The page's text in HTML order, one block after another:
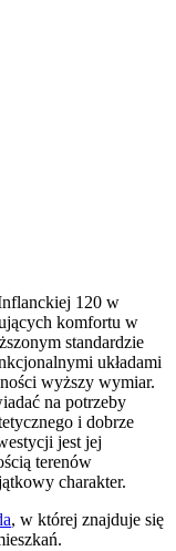
120 w
komfortu w
standardzie
układami
wyższy wymiar.
na potrzeby
i dobrze
jest jej
terenów
charakter.
, w której znajduje się
.